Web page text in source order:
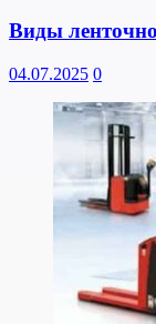
Виды
04.07.2025 0